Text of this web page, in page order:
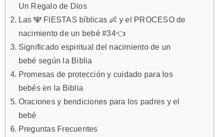
Un Regalo de Dios
Las 🕎 FIESTAS bíblicas 👶 y el PROCESO de
nacimiento de un bebé #34👈
Significado espiritual del nacimiento de un
bebé según la Biblia
Promesas de protección y cuidado para los
bebés en la Biblia
Oraciones y bendiciones para los padres y el
bebé
Preguntas Frecuentes